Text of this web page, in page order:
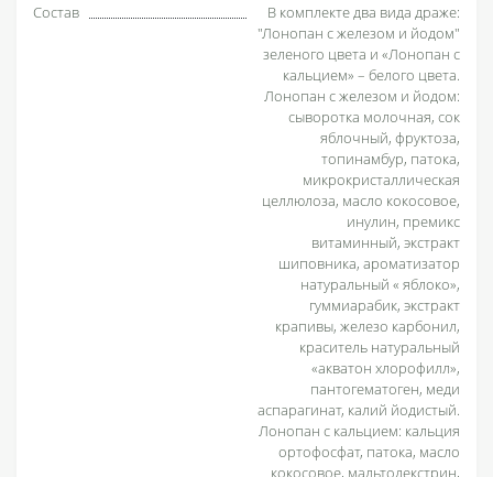
Состав
В комплекте два вида драже:
"Лонопан с железом и йодом"
зеленого цвета и «Лонопан с
кальцием» – белого цвета.
Лонопан с железом и йодом:
сыворотка молочная, сок
яблочный, фруктоза,
топинамбур, патока,
микрокристаллическая
целлюлоза, масло кокосовое,
инулин, премикс
витаминный, экстракт
шиповника, ароматизатор
натуральный « яблоко»,
гуммиарабик, экстракт
крапивы, железо карбонил,
краситель натуральный
«акватон хлорофилл»,
пантогематоген, меди
аспарагинат, калий йодистый.
Лонопан с кальцием: кальция
ортофосфат, патока, масло
кокосовое, мальтодекстрин,